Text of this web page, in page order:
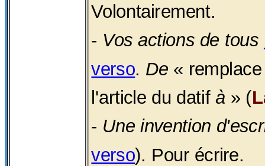
Volontairement.
- Vos actions de tous
verso. De «
l'article du datifà » (
- Une invention
verso). Pour écrire.